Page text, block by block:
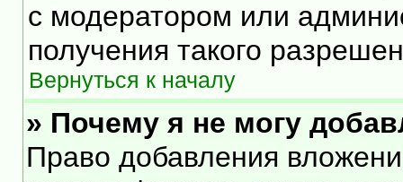
с модератором или
получения такого
Вернуться к началу
» Почему я не могу
Право добавления